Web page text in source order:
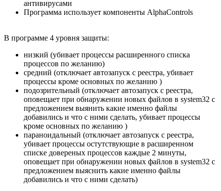
антивирусами
Программа использует компоненты AlphaControls
В программе 4 уровня защиты:
низкий (убивает процессы расширенного списка
процессов по желанию)
средний (отключает автозапуск с реестра, убивает
процессы кроме основных по желанию )
подозрительный (отключает автозапуск с реестра,
оповещает при обнаружении новых файлов в system32 с
предложением выянить какие именно файлы
добавились и что с ними сделать, убивает процессы
кроме основных по желанию )
параноидальный (отключает автозапуск с реестра,
убивает процессы остутствующие в расширенном
списке довереных процессов каждые 2 минуты,
оповещает при обнаружении новых файлов в system32 с
предложением выяснить какие именно файлы
добавились и что с ними сделать)